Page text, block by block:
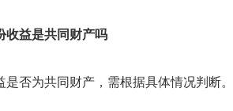
收益是共同财产吗
是否为共同财产，需根据具体情况判断。